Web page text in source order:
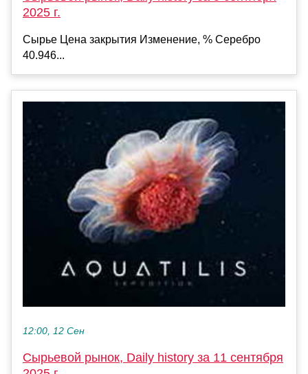
2025 г.
Сырье Цена закрытия Изменение, % Серебро
40.946...
12:00, 12 Сен
Сырьевой рынок, Daily history за 11 сентября